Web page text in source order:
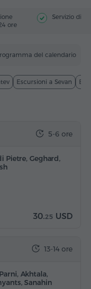
ore
Servizio di
del calendario
Escursioni a Sevan
Pietre, Geghard,
5-6 ore
30.25 USD
Akhtala,
Sanahin
13-14 ore